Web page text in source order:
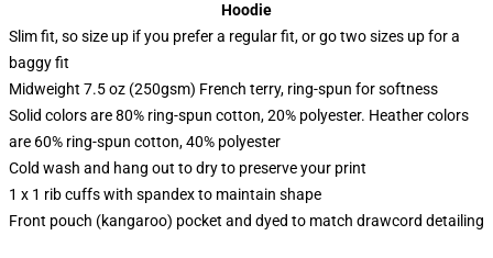
Hoodie
Slim fit, so size up if you prefer a regular fit, or go two sizes up for a
baggy fit
Midweight 7.5 oz (250gsm) French terry, ring-spun for softness
Solid colors are 80% ring-spun cotton, 20% polyester. Heather colors
are 60% ring-spun cotton, 40% polyester
Cold wash and hang out to dry to preserve your print
1 x 1 rib cuffs with spandex to maintain shape
Front pouch (kangaroo) pocket and dyed to match drawcord detailing